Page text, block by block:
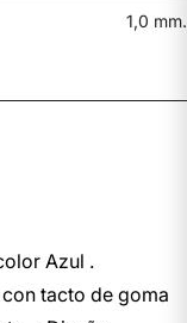
1,0 mm.
Azul .
tacto de goma